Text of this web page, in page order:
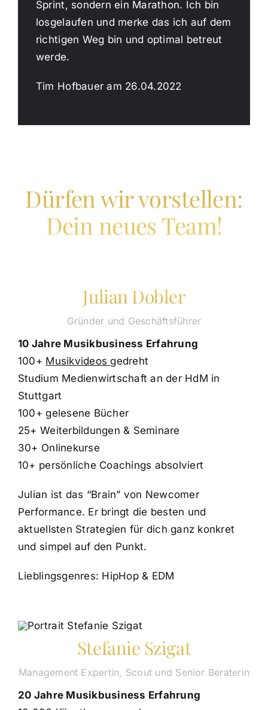
Sprint, sondern ein Marathon. Ich bin
losgelaufen und merke das ich auf dem
richtigen Weg bin und optimal betreut
werde.
Tim Hofbauer am 26.04.2022
Dürfen wir vorstellen:
Dein neues Team!
Julian Dobler
Gründer und Geschäftsführer
10 Jahre Musikbusiness Erfahrung
100+ Musikvideosgedreht
Studium Medienwirtschaft an der HdM in
Stuttgart
100+ gelesene Bücher
25+ Weiterbildungen & Seminare
30+ Onlinekurse
10+ persönliche Coachings absolviert
Julian ist das “Brain” von Newcomer
Performance. Er bringt die besten und
aktuellsten Strategien für dich ganz konkret
und simpel auf den Punkt.
Lieblingsgenres: HipHop & EDM
Stefanie Szigat
Management Expertin, Scout und Senior Beraterin
20 Jahre Musikbusiness Erfahrung